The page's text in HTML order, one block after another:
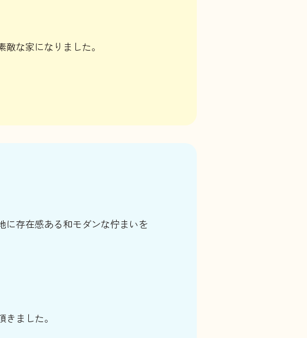
な家になりました。
に存在感ある和モダンな佇まいを
ました。